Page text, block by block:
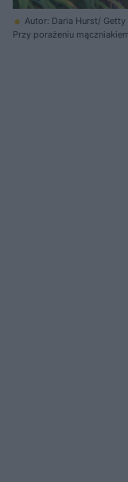
Autor: Daria Hurst/ Getty
Przy porażeniu